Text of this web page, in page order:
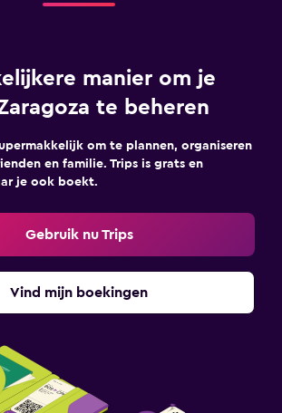
manier om je
te beheren
om te plannen, organiseren
en familie. Trips is grats en
je ook boekt.
Gebruik nu Trips
Vind mijn boekingen